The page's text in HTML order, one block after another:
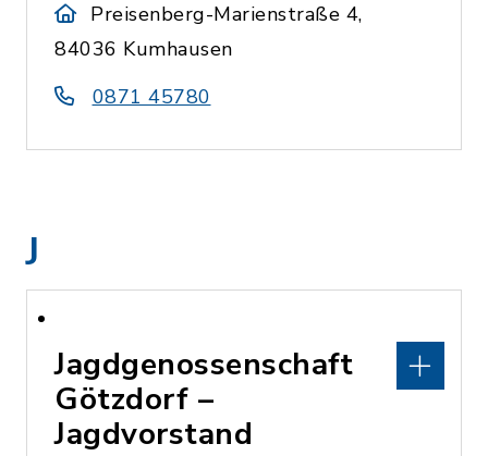
Preisenberg-Marienstraße 4,
84036 Kumhausen
0871 45780
J
Jagdgenossenschaft
Götzdorf –
Jagdvorstand